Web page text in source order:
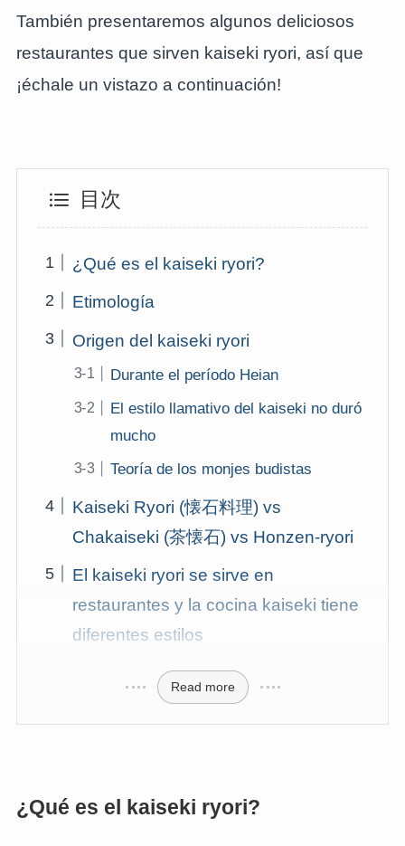
También presentaremos algunos deliciosos
restaurantes que sirven kaiseki ryori, así que
¡échale un vistazo a continuación!
目次
¿Qué es el kaiseki ryori?
Etimología
Origen del kaiseki ryori
Durante el período Heian
El estilo llamativo del kaiseki no duró
mucho
Teoría de los monjes budistas
Kaiseki Ryori (懐石料理) vs
Chakaiseki (茶懐石) vs Honzen-ryori
El kaiseki ryori se sirve en
restaurantes y la cocina kaiseki tiene
diferentes estilos
Read more
¿Qué es el kaiseki ryori?